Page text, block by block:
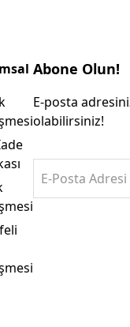
Abone Olun!
E-posta
olabilirsiniz!
E-Posta Adresi